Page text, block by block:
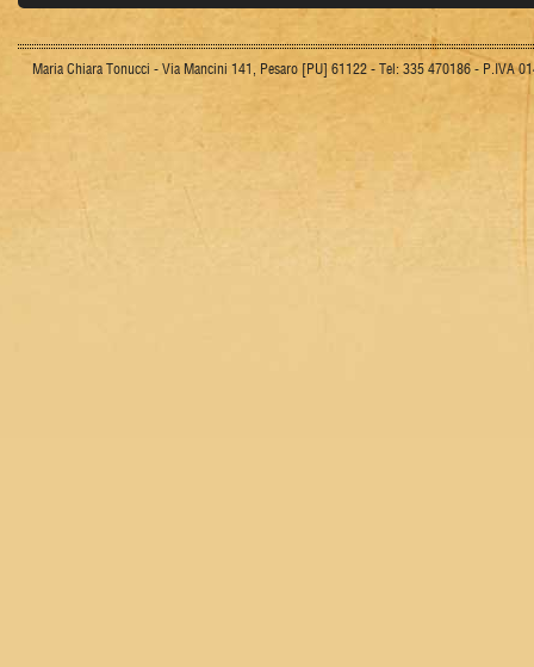
Maria Chiara Tonucci - Via Mancini 141, Pesaro [PU] 61122 - Tel: 335 470186 - P.IVA